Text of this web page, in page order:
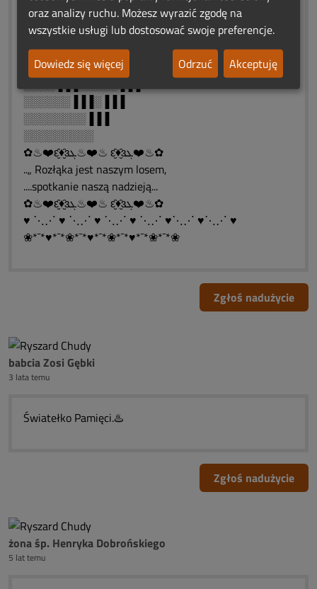
░░▐▐▐▐▐▐░░░▐▐▐▐▐▐
░▐▐▐░░░░▐░▐░░░░▐▐▐
░▐▐▐░░░░░▐░░░░░▐▐▐
░░▐▐▐░░░░░░░░░▐▐▐
░░░░░░▐▐▐░▐▐▐
░░░░░░░░▐▐▐
░░░░░░░░░
✿♨❤️ԑ̮̑♦̮̑ɜܓ♨❤️♨ ԑ̮̑♦̮̑ɜܓ❤️♨✿
..„ Rozłąka jest naszym losem,
....spotkanie naszą nadzieją...
✿♨❤️ԑ̮̑♦̮̑ɜܓ♨❤️♨ ԑ̮̑♦̮̑ɜܓ❤️♨✿
♥ ⋱⋰ ♥ ⋱⋰ ♥ ⋱⋰ ♥ ⋱⋰ ♥⋱⋰ ♥⋱⋰ ♥
❀*¯*♥*¯*❀*¯*♥*¯*❀*¯*♥*¯*❀*¯*❀
Zgłoś nadużycie
babcia Zosi Gębki
3 lata temu
Światełko Pamięci.♨️
Zgłoś nadużycie
żona śp. Henryka Dobrońskiego
5 lat temu
oraz analizy ruchu. Możesz wyrazić zgodę na
wszystkie usługi lub dostosować swoje preferencje.
Dowiedz się więcej
Odrzuć Akceptuję